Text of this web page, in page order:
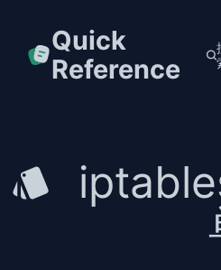
Quick
Reference